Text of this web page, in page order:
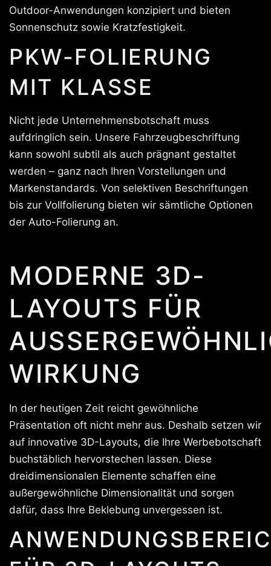
Outdoor-Anwendungen konzipiert und bieten
Sonnenschutz sowie Kratzfestigkeit.
PKW-FOLIERUNG
MIT KLASSE
Nicht jede Unternehmensbotschaft muss
aufdringlich sein. Unsere Fahrzeugbeschriftung
kann sowohl subtil als auch prägnant gestaltet
werden – ganz nach Ihren Vorstellungen und
Markenstandards. Von selektiven Beschriftungen
bis zur Vollfolierung bieten wir sämtliche Optionen
der Auto-Folierung an.
MODERNE 3D-
LAYOUTS FÜR
IRKUNG
In der heutigen Zeit reicht gewöhnliche
Präsentation oft nicht mehr aus. Deshalb setzen wir
auf innovative 3D-Layouts, die Ihre Werbebotschaft
buchstäblich hervorstechen lassen. Diese
dreidimensionalen Elemente schaffen eine
außergewöhnliche Dimensionalität und sorgen
dafür, dass Ihre Beklebung unvergessen ist.